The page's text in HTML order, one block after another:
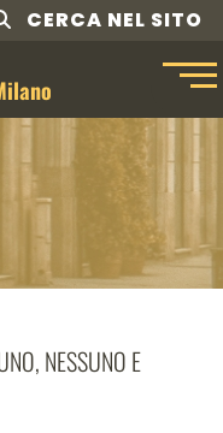
CERCA NEL SITO
NESSUNO E